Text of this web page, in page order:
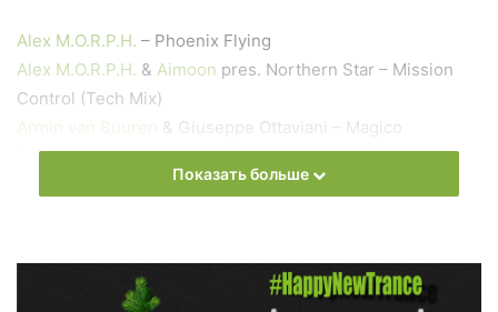
Alex M.O.R.P.H. – Phoenix Flying
Alex M.O.R.P.H. & Aimoon pres. Northern Star – Mission
Control (Tech Miх)
Armin van Buuren
& Giuseppe Ottaviani – Magico
Au5 & HALIENE – Was It You
& Diana Miro – Blame
Roman Messer – Sunset
Показать больше